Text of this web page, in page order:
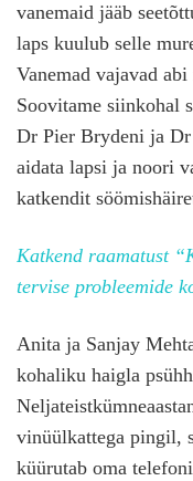
vanemaid jääb
laps kuulub selle
Vanemad vajavad
Soovitame siinkohal
Dr Pier Brydeni ja Dr
aidata lapsi ja noori
katkendit
Katkend raamatust
tervise probleemide
Anita ja Sanjay
kohaliku haigla
vinüülkattega pingil,
küürutab oma